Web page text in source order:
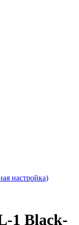
настройка)
1 Black-